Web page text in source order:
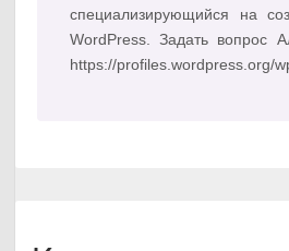
специализирующийся на
WordPress. Задать вопрос
https://profiles.wordpress.org/